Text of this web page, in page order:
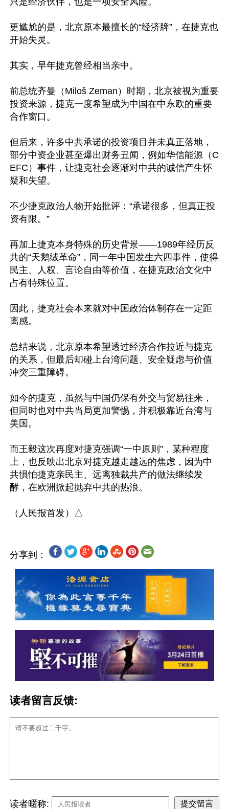
更尴尬的是，北京原本最擅长的“经济牌”，在捷克也
开始失灵。
其实，早年捷克曾经相当亲中。
前总统齐曼（Miloš Zeman）时期，北京被视为重要
投资来源，捷克一度希望成为中国在中东欧的重要
合作窗口。
但后来，许多中共承诺的投资项目并未真正落地，
部分中资企业甚至爆出财务丑闻，例如华信能源（C
EFC）事件，让捷克社会逐渐对中共的诚信产生怀
疑和失望。
不少捷克政治人物开始批评：“承诺很多，但真正投
资有限。”
再加上捷克本身特殊的历史背景——1989年经历反
共的“天鹅绒革命”，同一年中国发生六四事件，使得
民主、人权、言论自由等价值，在捷克政治文化中
占有特殊位置。
因此，捷克社会本来就对中国政治体制存在一定距
离感。
总结来说，北京原本希望透过经济合作拉近与捷克
的关系，但最后却碰上台湾问题、安全疑虑与价值
冲突三重障碍。
如今的捷克，虽然与中国仍保有外交与贸易往来，
但同时也对中共当局更加警惕，并积极靠近台湾与
美国。
而王毅这次再度对捷克强调“一中原则”，某种程度
上，也反映出北京对捷克越走越远的焦虑，因为中
共惧怕捷克亲民主、远离独裁共产的做法继续发
酵，在欧洲掀起抛弃中共的热浪。
分享到：
读者留言反馈:
读者暱称: